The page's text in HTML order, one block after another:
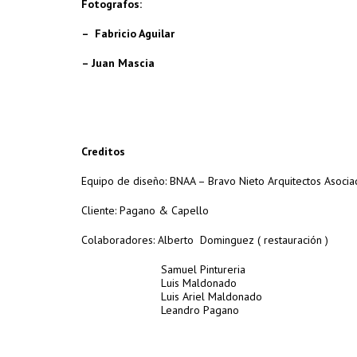
Fotografos:
– Fabricio Aguilar
– Juan Mascia
Creditos
Equipo de diseño: BNAA – Bravo Nieto Arquitectos
Cliente: Pagano & Capello
Colaboradores: Alberto Dominguez ( restauración )
Samuel Pintureria
Luis Maldonado
Luis Ariel Maldonado
Leandro Pagano